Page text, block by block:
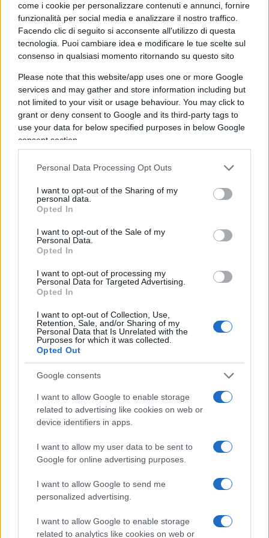
come i cookie per personalizzare contenuti e annunci, fornire
funzionalità per social media e analizzare il nostro traffico.
Facendo clic di seguito si acconsente all'utilizzo di questa
tecnologia. Puoi cambiare idea e modificare le tue scelte sul
consenso in qualsiasi momento ritornando su questo sito
Please note that this website/app uses one or more Google
services and may gather and store information including but
not limited to your visit or usage behaviour. You may click to
grant or deny consent to Google and its third-party tags to
use your data for below specified purposes in below Google
consent section.
Personal Data Processing Opt Outs
I want to opt-out of the Sharing of my
personal data.
Opted In
I want to opt-out of the Sale of my
Personal Data.
Opted In
I want to opt-out of processing my
Personal Data for Targeted Advertising.
Opted In
I want to opt-out of Collection, Use,
Retention, Sale, and/or Sharing of my
Personal Data that Is Unrelated with the
Purposes for which it was collected.
Opted Out
Google consents
I want to allow Google to enable storage
related to advertising like cookies on web or
device identifiers in apps.
I want to allow my user data to be sent to
Google for online advertising purposes.
I want to allow Google to send me
personalized advertising.
I want to allow Google to enable storage
related to analytics like cookies on web or
Cina, per raccomandarlo al resto del mondo.
Il metodo Wuhan in Occidente
Il governo di Xi a Wuhan invece ha tolto il
lockdown l’8 aprile e da maggio in tutta la Cina
non si rispettavano più le “distanze” affollandosi
di nuovo al ristorante o in discoteca o in spiaggia
come prima. Ma allo stesso tempo il
del mondo e ha colto l’occasione in particolare
per usarlo controTrump, che all’epoca era avviato
a vincere l’elezione con l’economia americana che
L’Oms si è prestata a questa operazione politica e
ha modificato la sua raccomandazione, senza
dimostrasse utile. Per chi avesse dubbi,
John
Ioannidis, uno dei primi cento scienziati al
mondo, esperto in metodologie scientifiche ed
epidemiologo, ha pubblicato con altri uno studio
dimostra come il lockdown non serve e i danni
sono maggiori dei benefici (vedi “Assessing
effects on the spread of Covid-19”).
I veri dati della Cina
L’unica ragione per cui il lockdown è stato
raccomandato in Occidente era la Cina lo aveva